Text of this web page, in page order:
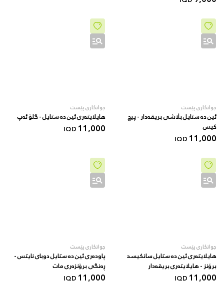
جوانکاری پێست
ئین دە ستایل بڵاشی بریقەدار - پیچ
کیس
11,000
IQD
جوانکاری پێست
هایلایتەری ئین دە ستایل - گلۆ ئەپ
11,000
IQD
جوانکاری پێست
هایلایتەری ئین دە ستایل سانکیسد
برۆنز - هایلایتەری بریقەدار
11,000
IQD
جوانکاری پێست
پاودەری ئین دە ستایل دوبای نایتس -
ڕەنگی برۆنزەری مات
11,000
IQD